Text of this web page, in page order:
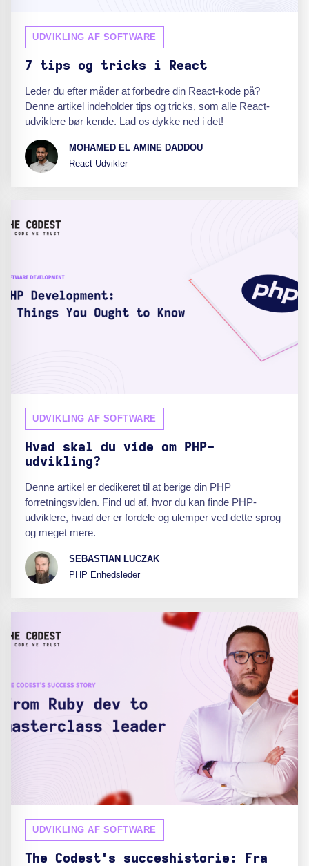
UDVIKLING AF SOFTWARE
7 tips og tricks i React
Leder du efter måder at forbedre din React-kode på?
Denne artikel indeholder tips og tricks, som alle React-
udviklere bør kende. Lad os dykke ned i det!
MOHAMED EL AMINE DADDOU
React Udvikler
UDVIKLING AF SOFTWARE
Hvad skal du vide om PHP-
udvikling?
Denne artikel er dedikeret til at berige din PHP
forretningsviden. Find ud af, hvor du kan finde PHP-
udviklere, hvad der er fordele og ulemper ved dette sprog
og meget mere.
SEBASTIAN LUCZAK
PHP Enhedsleder
UDVIKLING AF SOFTWARE
The Codest's succeshistorie: Fra